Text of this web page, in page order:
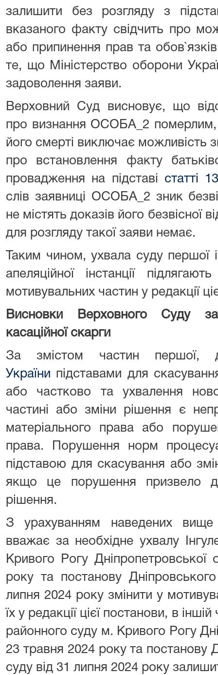
залишити без розгляду з
вказаного факту свідчить про
або припинення прав та
те, що Міністерство оборони
задоволення заяви.
Верховний Суд висновує, що
про визнання ОСОБА_2 померлим,
його смерті виключає можливість
про встановлення факту
провадження на підставі статті
слів заявниці ОСОБА_2 зник
не містять доказів його безвісної
для розгляду такої заяви немає.
Таким чином, ухвала суду першої
апеляційної інстанції
мотивувальних частин у редакції
Висновки Верховного Суду за
касаційної скарги
За змістом частин першої,
України підставами для
або частково та ухвалення
частині або зміни рішення є
матеріального права або
права. Порушення норм
підставою для скасування або
якщо це порушення призвело
рішення.
З урахуванням наведених
вважає за необхідне ухвалу
Кривого Рогу Дніпропетровської
року та постанову
липня 2024 року змінити у
їх у редакції цієї постанови, в
районного суду м. Кривого Рогу
23 травня 2024 року та постанову
суду від 31 липня 2024 року